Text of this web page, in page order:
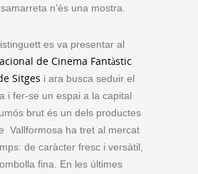
n’és una mostra.
es va presentar al
de Cinema Fantàstic
Sitges i ara busca seduir el
i fer-se un espai a la capital
brut és un dels productes
Vallformosa ha tret al mercat
de caràcter fresc i versàtil,
fina. En les últimes